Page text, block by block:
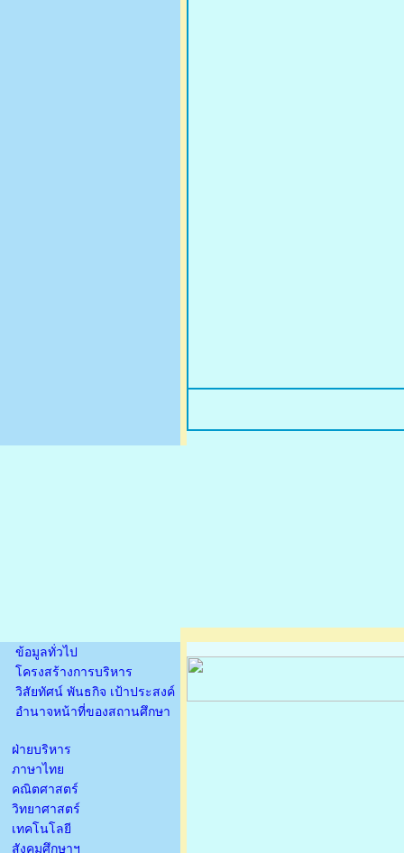
ข้อมูลทั่วไป
โครงสร้างการบริหาร
วิสัยทัศน์ พันธกิจ เป้าประสงค์
อำนาจหน้าที่ของสถานศึกษา
ฝ่ายบริหาร
ภาษาไทย
คณิตศาสตร์
วิทยาศาสตร์
เทคโนโลยี
สังคมศึกษาฯ